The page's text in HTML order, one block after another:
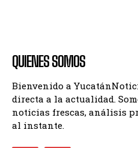
QUIENES SOMOS
Bienvenido a
directa a la actualidad.
noticias frescas, análisis
al instante.